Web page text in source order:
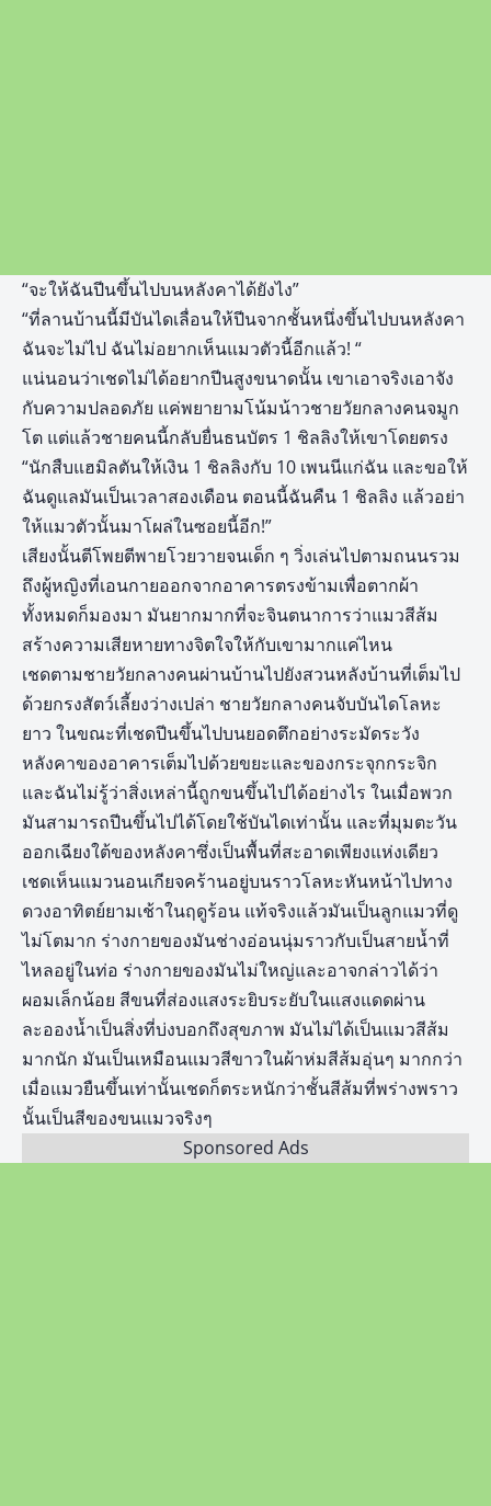
“จะให้ฉันปีนขึ้นไปบนหลังคาได้ยังไง”
“ที่ลานบ้านนี้มีบันไดเลื่อนให้ปีนจากชั้นหนึ่งขึ้นไปบนหลังคา
ฉันจะไม่ไป ฉันไม่อยากเห็นแมวตัวนี้อีกแล้ว! “
แน่นอนว่าเชดไม่ได้อยากปีนสูงขนาดนั้น เขาเอาจริงเอาจัง
กับความปลอดภัย แค่พยายามโน้มน้าวชายวัยกลางคนจมูก
โต แต่แล้วชายคนนี้กลับยื่นธนบัตร 1 ชิลลิงให้เขาโดยตรง
“นักสืบแฮมิลตันให้เงิน 1 ชิลลิงกับ 10 เพนนีแก่ฉัน และขอให้
ฉันดูแลมันเป็นเวลาสองเดือน ตอนนี้ฉันคืน 1 ชิลลิง แล้วอย่า
ให้แมวตัวนั้นมาโผล่ในซอยนี้อีก!”
เสียงนั้นตีโพยตีพายโวยวายจนเด็ก ๆ วิ่งเล่นไปตามถนนรวม
ถึงผู้หญิงที่เอนกายออกจากอาคารตรงข้ามเพื่อตากผ้า
ทั้งหมดก็มองมา มันยากมากที่จะจินตนาการว่าแมวสีส้ม
สร้างความเสียหายทางจิตใจให้กับเขามากแค่ไหน
เชดตามชายวัยกลางคนผ่านบ้านไปยังสวนหลังบ้านที่เต็มไป
ด้วยกรงสัตว์เลี้ยงว่างเปล่า ชายวัยกลางคนจับบันไดโลหะ
ยาว ในขณะที่เชดปีนขึ้นไปบนยอดตึกอย่างระมัดระวัง
หลังคาของอาคารเต็มไปด้วยขยะและของกระจุกกระจิก
และฉันไม่รู้ว่าสิ่งเหล่านี้ถูกขนขึ้นไปได้อย่างไร ในเมื่อพวก
มันสามารถปีนขึ้นไปได้โดยใช้บันไดเท่านั้น และที่มุมตะวัน
ออกเฉียงใต้ของหลังคาซึ่งเป็นพื้นที่สะอาดเพียงแห่งเดียว
เชดเห็นแมวนอนเกียจคร้านอยู่บนราวโลหะหันหน้าไปทาง
ดวงอาทิตย์ยามเช้าในฤดูร้อน แท้จริงแล้วมันเป็นลูกแมวที่ดู
ไม่โตมาก ร่างกายของมันช่างอ่อนนุ่มราวกับเป็นสายน้ำที่
ไหลอยู่ในท่อ ร่างกายของมันไม่ใหญ่และอาจกล่าวได้ว่า
ผอมเล็กน้อย สีขนที่ส่องแสงระยิบระยับในแสงแดดผ่าน
ละอองน้ำเป็นสิ่งที่บ่งบอกถึงสุขภาพ มันไม่ได้เป็นแมวสีส้ม
มากนัก มันเป็นเหมือนแมวสีขาวในผ้าห่มสีส้มอุ่นๆ มากกว่า
เมื่อแมวยืนขึ้นเท่านั้นเชดก็ตระหนักว่าชั้นสีส้มที่พร่างพราว
นั้นเป็นสีของขนแมวจริงๆ
Sponsored Ads